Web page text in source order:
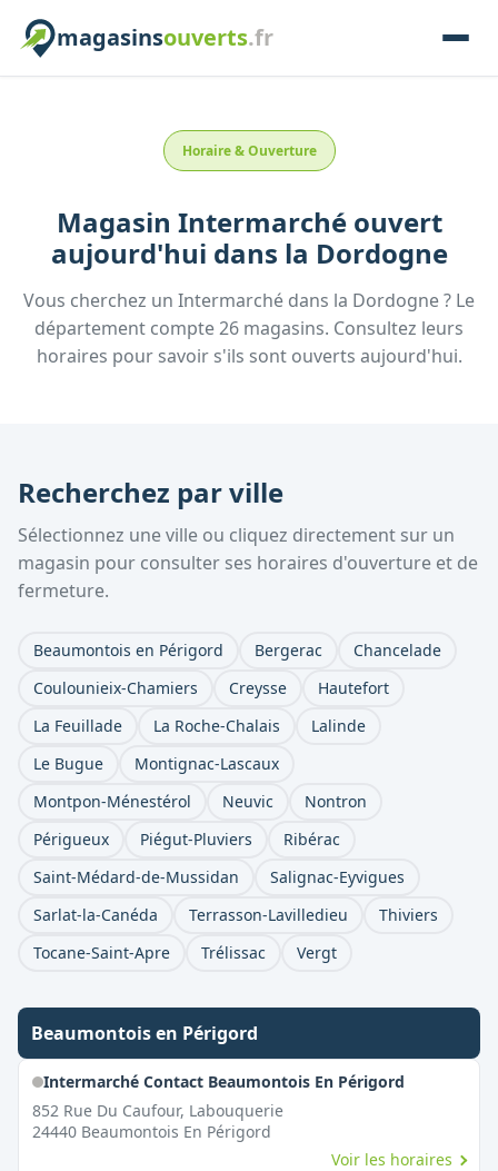
magasinsouverts.fr
Horaire & Ouverture
Magasin Intermarchéouvert
aujourd'hui dans la Dordogne
Vous cherchez un Intermarché dans la Dordogne? Le
département compte26 magasins. Consultez leurs
horaires pour savoir s'ils sont ouverts aujourd'hui.
Recherchez par ville
Sélectionnez une ville ou cliquez directement sur un
magasin pour consulter ses horaires d'ouverture et de
fermeture.
Beaumontois en Périgord Bergerac
Chancelade
Coulounieix-Chamiers
Creysse
Hautefort
La Feuillade
La Roche-Chalais
Lalinde
Le Bugue
Montignac-Lascaux
Montpon-Ménestérol
Neuvic
Nontron
Périgueux
Piégut-Pluviers
Ribérac
Saint-Médard-de-Mussidan
Salignac-Eyvigues
Sarlat-la-Canéda
Terrasson-Lavilledieu
Thiviers
Tocane-Saint-Apre
Trélissac Vergt
Beaumontois en Périgord
Intermarché Contact Beaumontois En Périgord
852 Rue Du Caufour, Labouquerie
24440 Beaumontois En Périgord
Voir les horaires